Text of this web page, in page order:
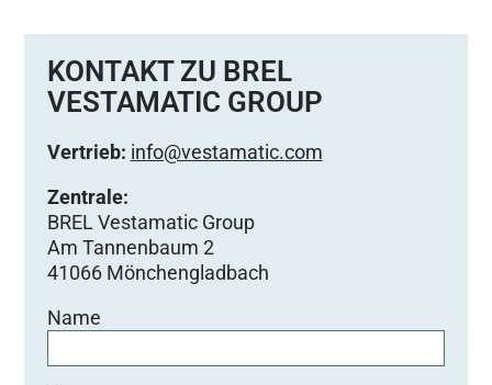
KONTAKT ZU BREL
VESTAMATIC GROUP
Vertrieb: info@vestamatic.com
Zentrale:
BREL Vestamatic Group
Am Tannenbaum 2
41066 Mönchengladbach
Name